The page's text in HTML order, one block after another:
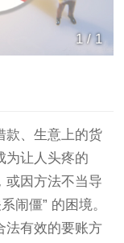
1/1
款、生意上的货
为让人头疼的
或因方法不当导
闹僵” 的困境。
法有效的要账方